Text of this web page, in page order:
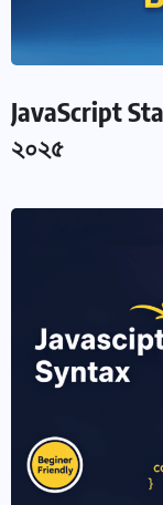
JavaScript
২০২৫